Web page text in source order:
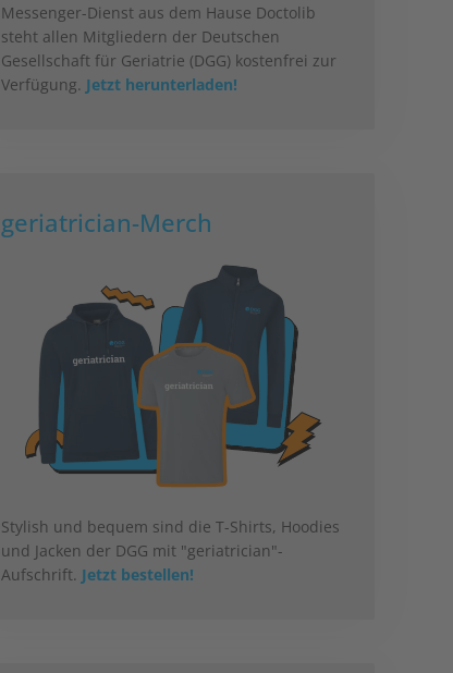
Messenger-Dienst aus dem Hause Doctolib
steht allen Mitgliedern der Deutschen
Gesellschaft für Geriatrie (DGG) kostenfrei zur
Verfügung. Jetzt herunterladen!
geriatrician-Merch
Stylish und bequem sind die T-Shirts, Hoodies
und Jacken der DGG mit "geriatrician"-
Aufschrift. Jetzt bestellen!